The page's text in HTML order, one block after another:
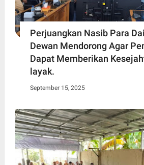
Perjuangkan Nasib Para
Dewan Mendorong Agar
Dapat Memberikan
layak.
September 15, 2025